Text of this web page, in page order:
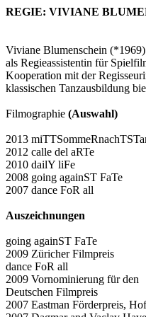
REGIE: VIVIANE
Viviane Blumenschein
als Regieassistentin für
Kooperation mit der
klassischen Tanzausbildung
Filmographie (Auswahl)
2013
2012 calle del aRTe
2010 dailY liFe
2008 going againST FaTe
2007 dance FoR all
Auszeichnungen
going againST FaTe
2009 Züricher Filmpreis
dance FoR all
2009 Vornominierung für den
Deutschen Filmpreis
2007 Eastman Förderpreis,